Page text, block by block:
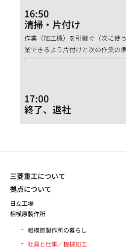
16:50
清掃・片付け
作業（加工機）を引継ぐ（次に使
業できるよう片付けと次の作業の準
17:00
終了、退社
三菱重工について
拠点について
日立工場
相模原製作所
相模原製作所の暮らし
社員と仕事／機械加工